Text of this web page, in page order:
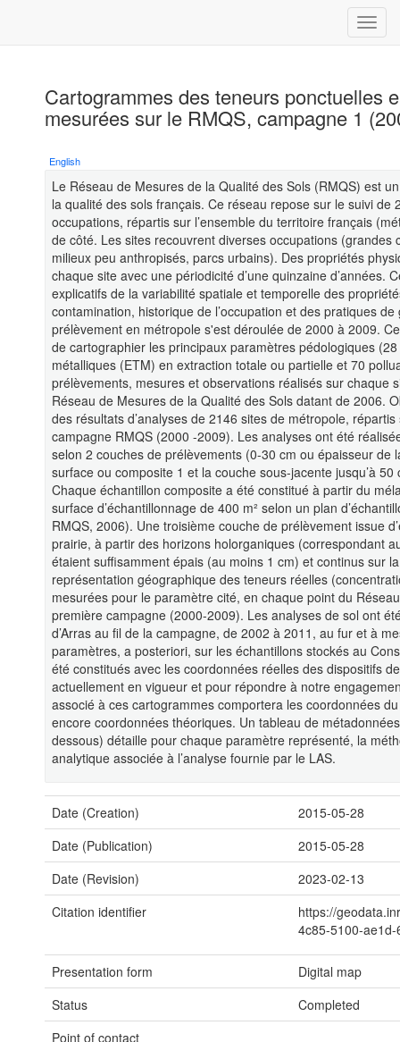
Cartogrammes des teneurs ponctuelles
mesurées sur le RMQS, campagne 1
English
Le Réseau de Mesures de la Qualité des Sols (RMQS) est
la qualité des sols français. Ce réseau repose sur le suivi
occupations, répartis sur l’ensemble du territoire français
de côté. Les sites recouvrent diverses occupations
milieux peu anthropisés, parcs urbains). Des propriétés
chaque site avec une périodicité d’une quinzaine
explicatifs de la variabilité spatiale et temporelle des
contamination, historique de l’occupation et des pratiques
prélèvement en métropole s'est déroulée de 2000 à 2009.
de cartographier les principaux paramètres pédologiques
métalliques (ETM) en extraction totale ou partielle et 70
prélèvements, mesures et observations réalisés sur
Réseau de Mesures de la Qualité des Sols datant de 2006.
des résultats d’analyses de 2146 sites de métropole,
campagne RMQS (2000 -2009). Les analyses ont été
selon 2 couches de prélèvements (0-30 cm ou épaisseur
surface ou composite 1 et la couche sous-jacente jusqu’à
Chaque échantillon composite a été constitué à partir du
surface d’échantillonnage de 400 m² selon un plan
RMQS, 2006). Une troisième couche de prélèvement issue
prairie, à partir des horizons holorganiques (correspondant
étaient suffisamment épais (au moins 1 cm) et continus sur
représentation géographique des teneurs réelles
mesurées pour le paramètre cité, en chaque point du
première campagne (2000-2009). Les analyses de sol ont
d’Arras au fil de la campagne, de 2002 à 2011, au fur et à
paramètres, a posteriori, sur les échantillons stockés au
été constitués avec les coordonnées réelles des dispositifs
actuellement en vigueur et pour répondre à notre
associé à ces cartogrammes comportera les coordonnées
encore coordonnées théoriques. Un tableau de
dessous) détaille pour chaque paramètre représenté, la
analytique associée à l’analyse fournie par le LAS.
Date (Creation)
2015-05-28
Date (Publication)
2015-05-28
Date (Revision)
2023-02-13
Citation identifier
https://
4c85-5100-
Presentation form
Digital map
Status
Completed
Point of contact